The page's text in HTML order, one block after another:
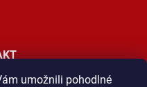
umožnili pohodlné